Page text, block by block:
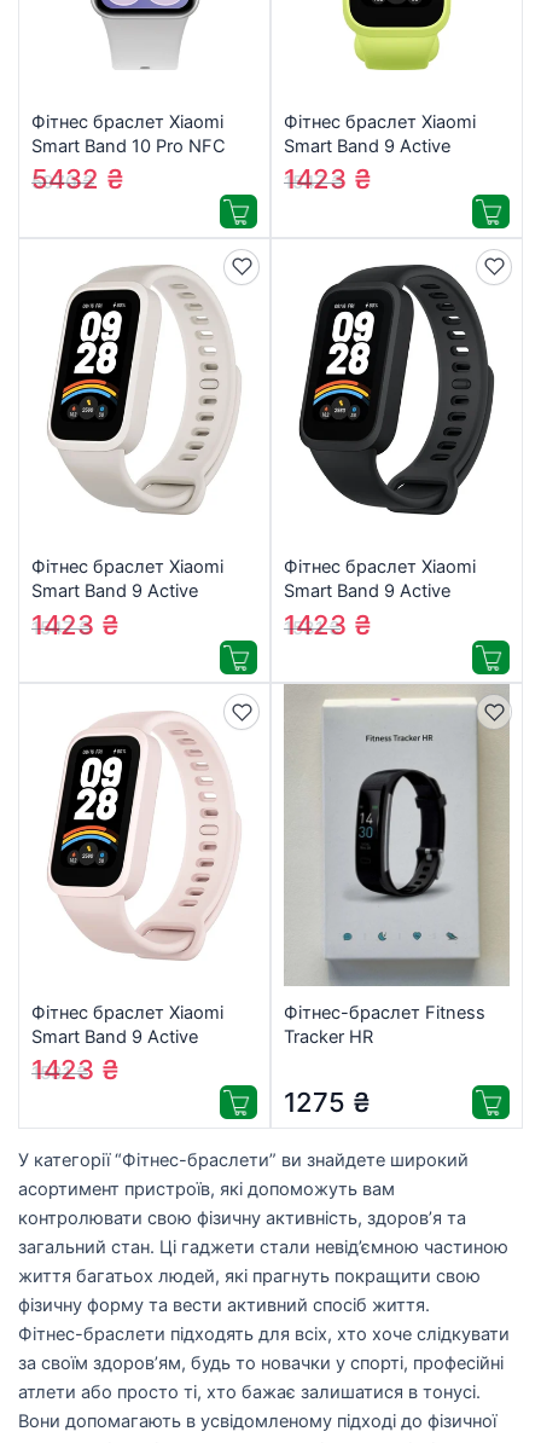
Фітнес браслет Xiaomi
Smart Band 10 Pro NFC
BHR095BGL Glacier Silver
(1207862)
5970₴
5432 ₴
Фітнес браслет Xiaomi
Smart Band 9 Active
(BHR08L1GL) Green
(1166772)
1547₴
1423 ₴
Фітнес браслет Xiaomi
Smart Band 9 Active
(BHR9441GL) Beige White
(1111145)
1547₴
1423 ₴
Фітнес браслет Xiaomi
Smart Band 9 Active
(BHR9444GL) Black
(1111146)
1531₴
1423 ₴
Фітнес браслет Xiaomi
Smart Band 9 Active
(BHR9917GL) Pink
(1111962)
1531₴
1423 ₴
Фітнес-браслет Fitness
Tracker HR
1275 ₴
У категорії “Фітнес-браслети” ви знайдете широкий
асортимент пристроїв, які допоможуть вам
контролювати свою фізичну активність, здоров’я та
загальний стан. Ці гаджети стали невід’ємною частиною
життя багатьох людей, які прагнуть покращити свою
фізичну форму та вести активний спосіб життя.
Фітнес-браслети підходять для всіх, хто хоче слідкувати
за своїм здоров’ям, будь то новачки у спорті, професійні
атлети або просто ті, хто бажає залишатися в тонусі.
Вони допомагають в усвідомленому підході до фізичної